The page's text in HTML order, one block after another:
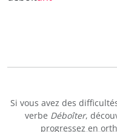
Si vous avez des
verbe Déboîter,
progressez en